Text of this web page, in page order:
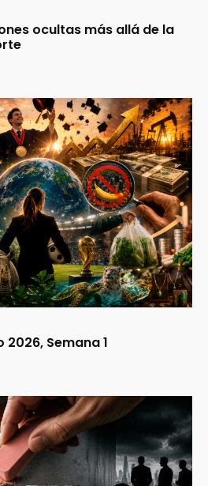
ocultas más allá de la
Semana 1